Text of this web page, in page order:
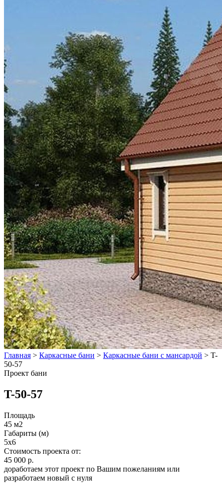
Главная > Каркасные бани > Каркасные бани с мансардой > T-
50-57
Проект бани
T-50-57
Площадь
45 м2
Габариты (м)
5x6
Стоимость проекта от:
45 000 р.
доработаем этот проект по Вашим пожеланиям или
разработаем новый с нуля